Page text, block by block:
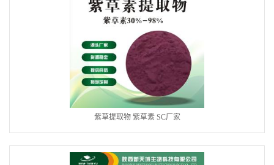
紫草提取物 紫草素 SC厂家